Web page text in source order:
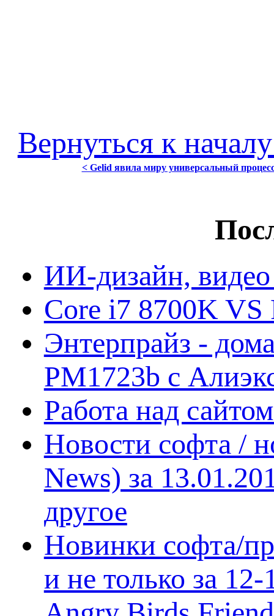
Вернуться к
< Gelid явила миру универсальный
ИИ-дизайн,
Core i7 8700K VS
Энтерпрайз -
PM1723b с
Работа над
Новости софта /
News) за
другое
Новинки софта/
и не только за